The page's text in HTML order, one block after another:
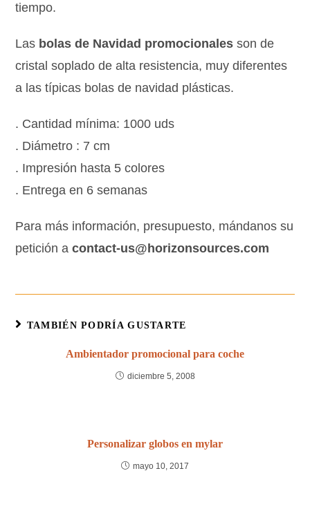
tiempo.
Las bolas de Navidad promocionales son de
cristal soplado de alta resistencia, muy diferentes
a las típicas bolas de navidad plásticas.
. Cantidad mínima: 1000 uds
. Diámetro : 7 cm
. Impresión hasta 5 colores
. Entrega en 6 semanas
Para más información, presupuesto, mándanos su
petición acontact-us@horizonsources.com
TAMBIÉN PODRÍA GUSTARTE
Ambientador promocional para coche
diciembre 5, 2008
Personalizar globos en mylar
mayo 10, 2017